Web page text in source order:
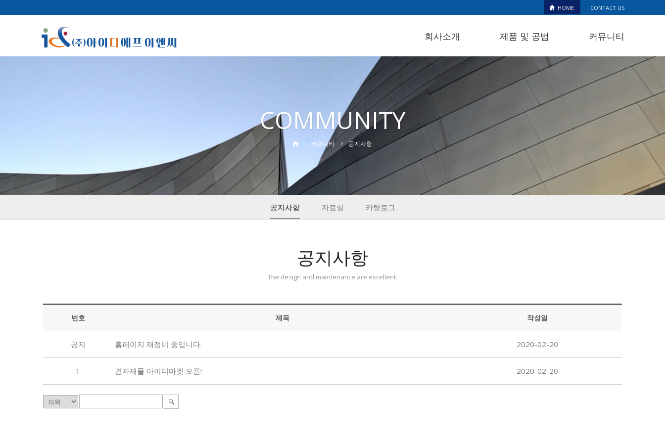
HOME CONTACT US
회사소개 제품 및 공법 커뮤니티
COMMUNITY
커뮤니티 공지사항
공지사항 자료실 카탈로그
공지사항
The design and maintenance are excellent.
번호 제목 작성일
공지 홈페이지 재정비 중입니다. 2020-02-20
1 건자재몰 아이디마켓 오픈! 2020-02-20